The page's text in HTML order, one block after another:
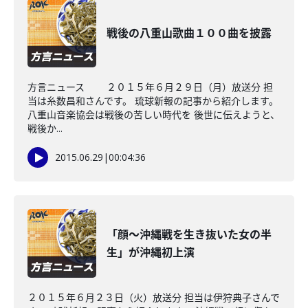
戦後の八重山歌曲１００曲を披露
方言ニュース ２０１５年６月２９日（月）放送分 担
当は糸数昌和さんです。 琉球新報の記事から紹介します。
八重山音楽協会は戦後の苦しい時代を 後世に伝えようと、
戦後か...
2015.06.29 |00:04:36
「顔～沖縄戦を生き抜いた女の半
生」が沖縄初上演
２０１５年６月２３日（火）放送分 担当は伊狩典子さんで